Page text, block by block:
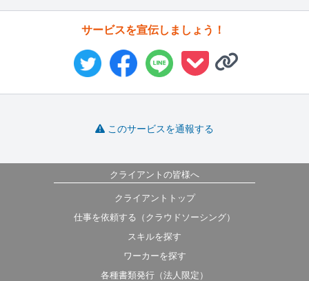
サービスを宣伝しましょう！
このサービスを通報する
クライアントの皆様へ
クライアントトップ
仕事を依頼する（クラウドソーシング）
スキルを探す
ワーカーを探す
各種書類発行（法人限定）